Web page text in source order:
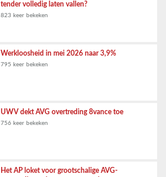
tender volledig laten vallen?
823 keer bekeken
Werkloosheid in mei 2026 naar 3,9%
795 keer bekeken
UWV dekt AVG overtreding 8vance toe
756 keer bekeken
Het AP loket voor grootschalige AVG-